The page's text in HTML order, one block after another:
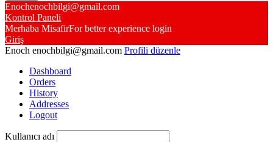
Enochenochbilgi@gmail.com
Kontrol Paneli
Merhaba MisafirFor better experience login
Giriş
Enoch enochbilgi@gmail.com Profili düzenle
Dashboard
Orders
History
Addresses
Logout
Kullanıcı adı